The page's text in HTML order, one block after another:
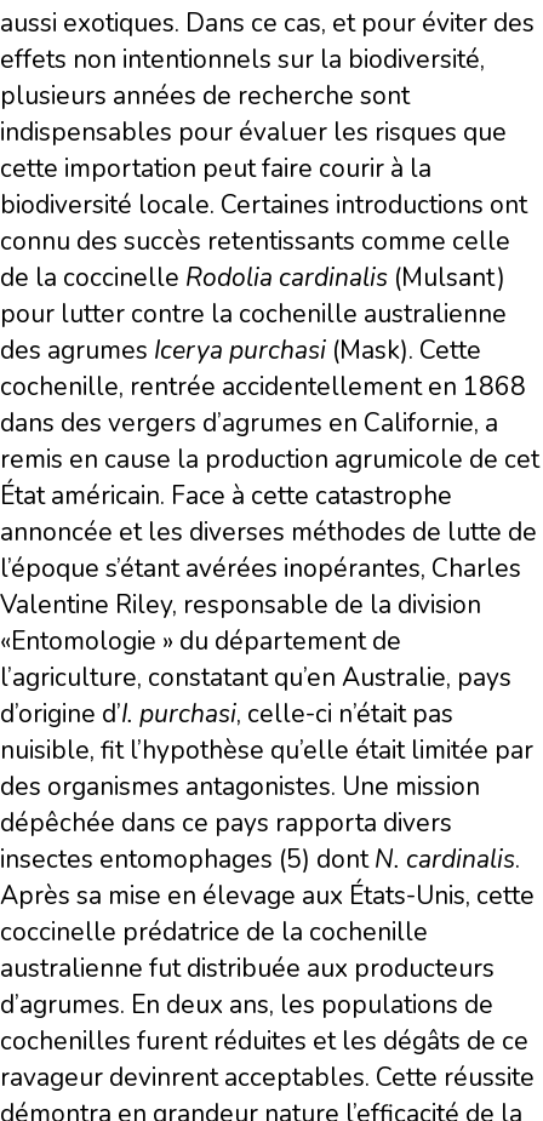
aussi exotiques. Dans ce cas, et pour éviter des
effets non intentionnels sur la biodiversité,
plusieurs années de recherche sont
indispensables pour évaluer les risques que
cette importation peut faire courir à la
biodiversité locale. Certaines introductions ont
connu des succès retentissants comme celle
de la coccinelle Rodolia cardinalis (Mulsant)
pour lutter contre la cochenille australienne
des agrumes Icerya purchasi (Mask). Cette
cochenille, rentrée accidentellement en 1868
dans des vergers d’agrumes en Californie, a
remis en cause la production agrumicole de cet
État américain. Face à cette catastrophe
annoncée et les diverses méthodes de lutte de
l’époque s’étant avérées inopérantes, Charles
Valentine Riley, responsable de la division
«Entomologie » du département de
l’agriculture, constatant qu’en Australie, pays
d’origine d’I. purchasi, celle-ci n’était pas
nuisible, fit l’hypothèse qu’elle était limitée par
des organismes antagonistes. Une mission
dépêchée dans ce pays rapporta divers
insectes entomophages (5) dontN. cardinalis.
Après sa mise en élevage aux États-Unis, cette
coccinelle prédatrice de la cochenille
australienne fut distribuée aux producteurs
d’agrumes. En deux ans, les populations de
cochenilles furent réduites et les dégâts de ce
ravageur devinrent acceptables. Cette réussite